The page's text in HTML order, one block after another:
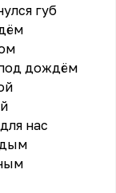
губ
дождём
нас
дым